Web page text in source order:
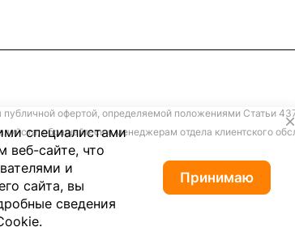
офертой, определяемой положениями Статьи
обращайтесь к менеджерам отдела клиентского
специалистами
веб-сайте, что
и
сайта, вы
сведения
.
Принимаю